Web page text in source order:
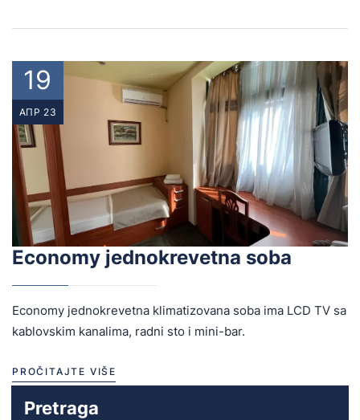
19
АПР 23
Economy jednokrevetna soba
Economy jednokrevetna klimatizovana soba ima LCD TV sa
kablovskim kanalima, radni sto i mini-bar.
PROČITAJTE VIŠE
Pretraga